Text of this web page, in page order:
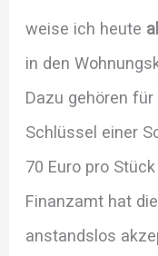
weise ich heute
in den
Dazu gehören
Schlüssel einer
70 Euro pro
Finanzamt hat
anstandslos